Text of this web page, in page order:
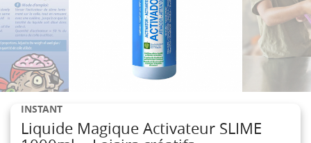
INSTANT
Liquide Magique Activateur SLIME